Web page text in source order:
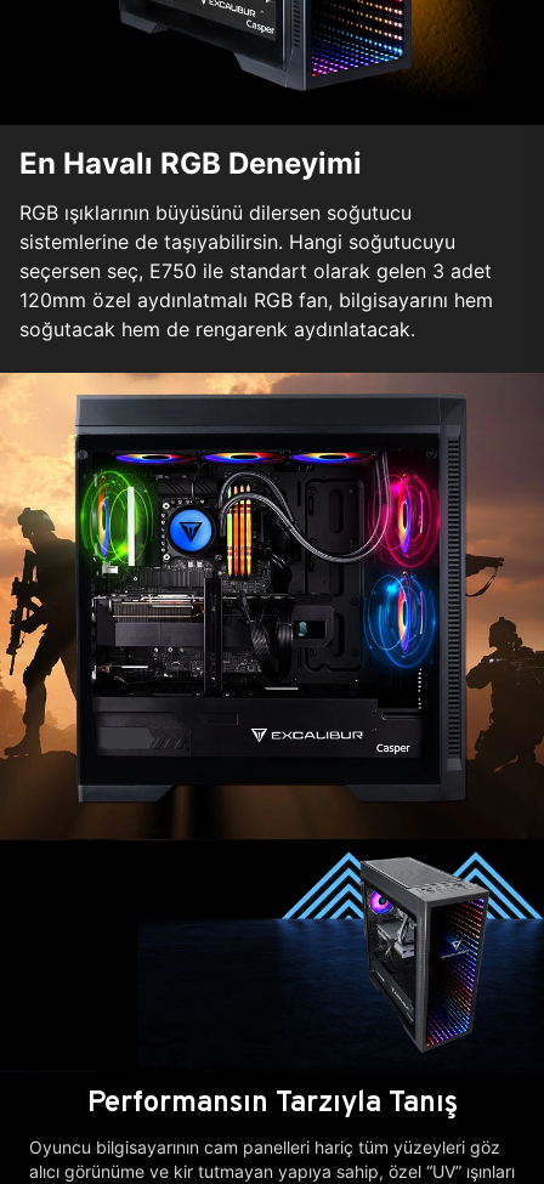
En Havalı RGB Deneyimi
RGB ışıklarının büyüsünü dilersen soğutucu
sistemlerine de taşıyabilirsin. Hangi soğutucuyu
seçersen seç, E750 ile standart olarak gelen 3 adet
120mm özel aydınlatmalı RGB fan, bilgisayarını hem
soğutacak hem de rengarenk aydınlatacak.
Performansın Tarzıyla Tanış
Oyuncu bilgisayarının cam panelleri hariç tüm yüzeyleri göz
alıcı görünüme ve kir tutmayan yapıya sahip, özel “UV” ışınları